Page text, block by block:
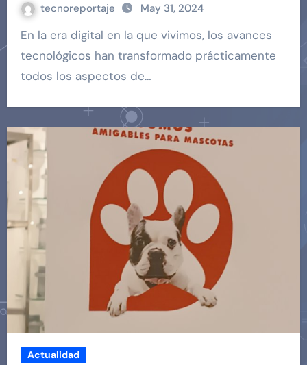
tecnoreportaje May 31, 2024
En la era digital en la que vivimos, los avances
tecnológicos han transformado prácticamente
todos los aspectos de…
Actualidad